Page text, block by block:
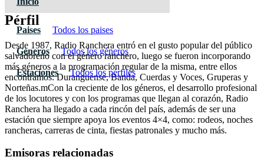
Paises Todos los paises
Géneros Todos los géneros
Estaciones Todos los pérfiles
Pérfil
Desde 1987, Radio Ranchera entró en el gusto popular del público
salvadoreño con el género ranchero, luego se fueron incorporando
más géneros a la programación regular de la misma, entre ellos
encontramos: Duranguense, Banda, Cuerdas y Voces, Gruperas y
Norteñas.mCon la creciente de los géneros, el desarrollo profesional
de los locutores y con los programas que llegan al corazón, Radio
Ranchera ha llegado a cada rincón del país, además de ser una
estación que siempre apoya los eventos 4×4, como: rodeos, noches
rancheras, carreras de cinta, fiestas patronales y mucho más.
Emisoras relacionadas